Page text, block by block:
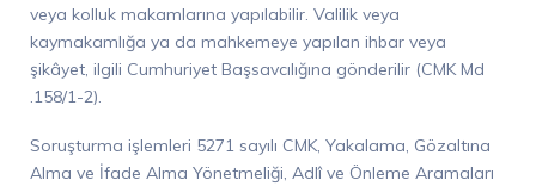
veya kolluk makamlarına yapılabilir. Valilik veya
kaymakamlığa ya da mahkemeye yapılan ihbar veya
şikâyet, ilgili Cumhuriyet Başsavcılığına gönderilir (CMK Md
.158/1-2).
Soruşturma işlemleri 5271 sayılı CMK, Yakalama, Gözaltına
Alma ve İfade Alma Yönetmeliği, Adlî ve Önleme Aramaları